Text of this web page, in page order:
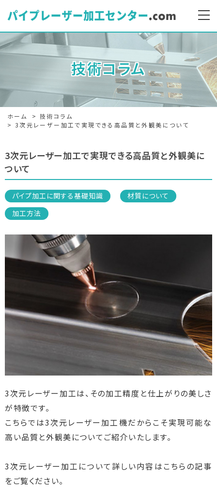
技術コラム
ホーム
技術コラム
3次元レーザー加工で実現できる高品質と外観美について
3次元レーザー加工で実現できる高品質と外観美に
ついて
パイプ加工に関する基礎知識
材質について
加工方法
3次元レーザー加工は、その加工精度と仕上がりの美しさ
が特徴です。
こちらでは3次元レーザー加工機だからこそ実現可能な
高い品質と外観美についてご紹介いたします。
3次元レーザー加工について詳しい内容はこちらの記事
をご覧ください。